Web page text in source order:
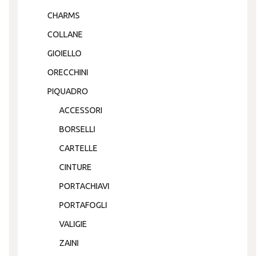
CHARMS
COLLANE
GIOIELLO
ORECCHINI
PIQUADRO
ACCESSORI
BORSELLI
CARTELLE
CINTURE
PORTACHIAVI
PORTAFOGLI
VALIGIE
ZAINI